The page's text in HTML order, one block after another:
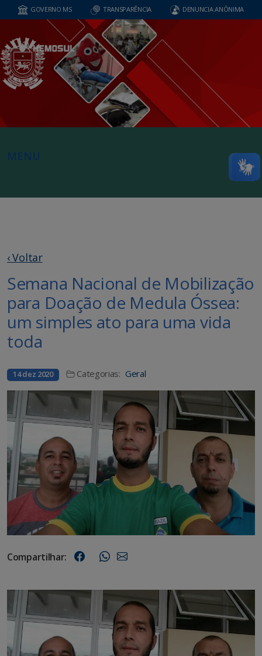
GOVERNO MS TRANSPARÊNCIA DENUNCIA ANÔNIMA
MENU
‹ Voltar
Semana Nacional de Mobilização
para Doação de Medula Óssea:
um simples ato para uma vida
toda
14 dez 2020 Categorias: Geral
Compartilhar: